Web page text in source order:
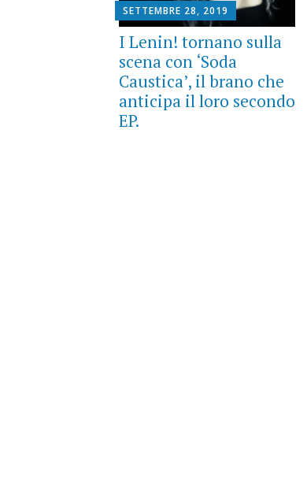
SETTEMBRE 28, 2019
I Lenin! tornano sulla
scena con ‘Soda
Caustica’, il brano che
anticipa il loro secondo
EP.